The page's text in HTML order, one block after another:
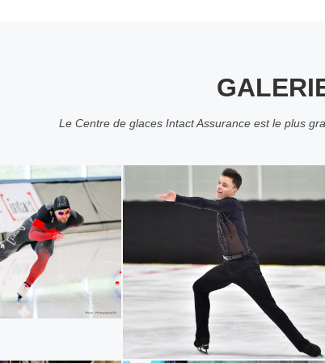
Le Centre de glaces Intact Assurance est le plus